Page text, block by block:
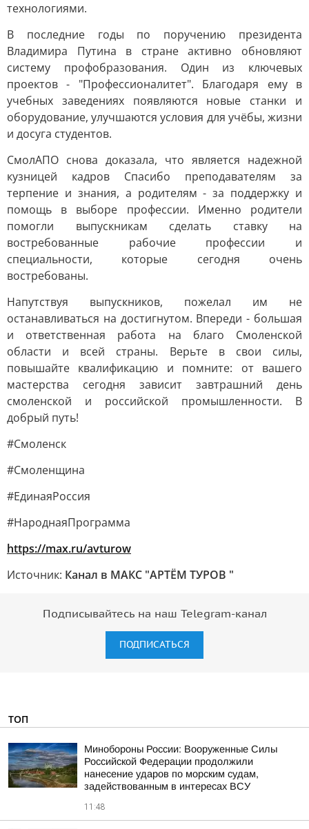
технологиями.
В последние годы по поручению президента
Владимира Путина в стране активно обновляют
систему профобразования. Один из ключевых
проектов - "Профессионалитет". Благодаря ему в
учебных заведениях появляются новые станки и
оборудование, улучшаются условия для учёбы, жизни
и досуга студентов.
СмолАПО снова доказала, что является надежной
кузницей кадров Спасибо преподавателям за
терпение и знания, а родителям - за поддержку и
помощь в выборе профессии. Именно родители
помогли выпускникам сделать ставку на
востребованные рабочие профессии и
специальности, которые сегодня очень
востребованы.
Напутствуя выпускников, пожелал им не
останавливаться на достигнутом. Впереди - большая
и ответственная работа на благо Смоленской
области и всей страны. Верьте в свои силы,
повышайте квалификацию и помните: от вашего
мастерства сегодня зависит завтрашний день
смоленской и российской промышленности. В
добрый путь!
#Смоленск
#Смоленщина
#ЕдинаяРоссия
#НароднаяПрограмма
https://max.ru/avturow
Источник: Канал в МАКС "АРТЁМ ТУРОВ "
Подписывайтесь на наш Telegram-канал
ПОДПИСАТЬСЯ
ТОП
Минобороны России: Вооруженные Силы
Российской Федерации продолжили
нанесение ударов по морским судам,
задействованным в интересах ВСУ
11:48